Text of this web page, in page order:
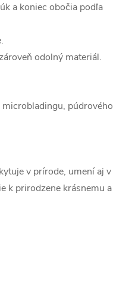
a koniec obočia podľa
odolný materiál.
púdrového
v prírode, umení aj v
k prirodzene krásnemu a